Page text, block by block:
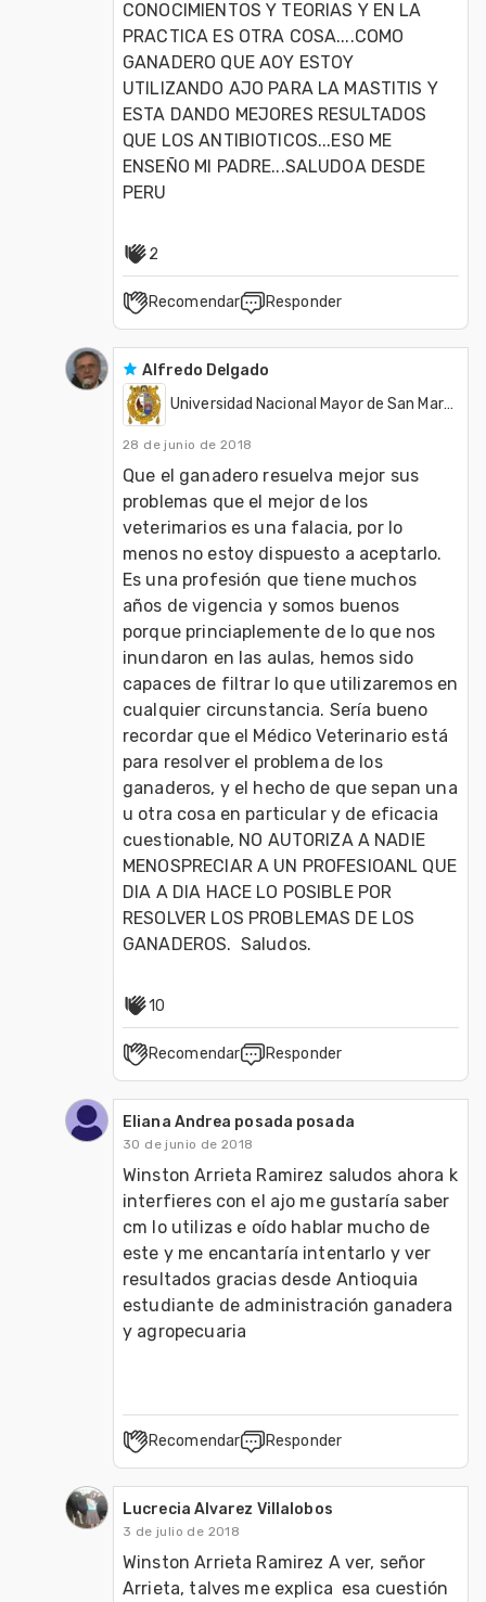
CONOCIMIENTOS Y TEORIAS Y EN LA
PRACTICA ES OTRA COSA....COMO
GANADERO QUE AOY ESTOY
UTILIZANDO AJO PARA LA MASTITIS Y
ESTA DANDO MEJORES RESULTADOS
QUE LOS ANTIBIOTICOS...ESO ME
ENSEÑO MI PADRE...SALUDOA DESDE
PERU
2
Recomendar Responder
Alfredo Delgado
Universidad Nacional Mayor de San Marcos (Perú)
28 de junio de 2018
Que el ganadero resuelva mejor sus
problemas que el mejor de los
veterimarios es una falacia, por lo
menos no estoy dispuesto a aceptarlo.
Es una profesión que tiene muchos
años de vigencia y somos buenos
porque princiaplemente de lo que nos
inundaron en las aulas, hemos sido
capaces de filtrar lo que utilizaremos en
cualquier circunstancia. Sería bueno
recordar que el Médico Veterinario está
para resolver el problema de los
ganaderos, y el hecho de que sepan una
u otra cosa en particular y de eficacia
cuestionable, NO AUTORIZA A NADIE
MENOSPRECIAR A UN PROFESIOANL QUE
DIA A DIA HACE LO POSIBLE POR
RESOLVER LOS PROBLEMAS DE LOS
10
Recomendar Responder
Eliana Andrea posada posada
30 de junio de 2018
Winston Arrieta Ramirez saludos ahora k
interfieres con el ajo me gustaría saber
cm lo utilizas e oído hablar mucho de
este y me encantaría intentarlo y ver
resultados gracias desde Antioquia
estudiante de administración ganadera
y agropecuaria
Recomendar Responder
Lucrecia Alvarez Villalobos
3 de julio de 2018
Winston Arrieta Ramirez A ver, señor
Arrieta, talves me explica  esa cuestión